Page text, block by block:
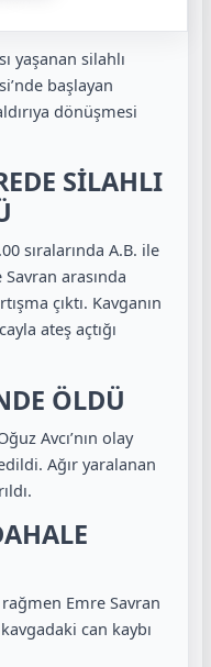
yaşanan silahlı
başlayan
dönüşmesi
SİLAHLI
sıralarında A.B. ile
arasında
çıktı. Kavganın
ateş açtığı
ÖLDÜ
Avcı’nın olay
Ağır yaralanan
Emre Savran
can kaybı